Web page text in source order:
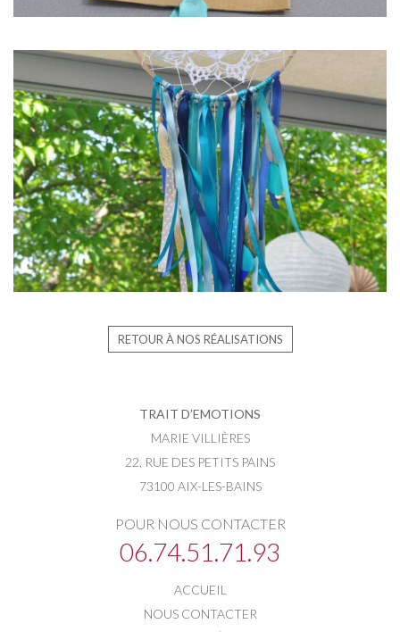
RETOUR À NOS RÉALISATIONS
TRAIT D’EMOTIONS
MARIE VILLIÈRES
22, RUE DES PETITS PAINS
73100 AIX-LES-BAINS
POUR NOUS CONTACTER
06.74.51.71.93
ACCUEIL
NOUS CONTACTER